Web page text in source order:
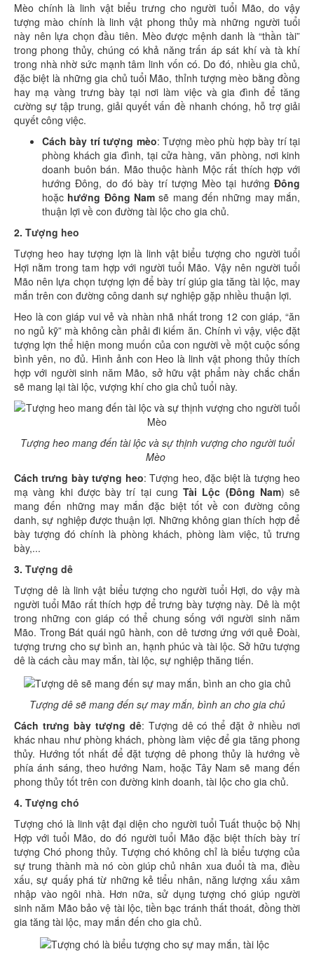
Mèo chính là linh vật biểu trưng cho người tuổi Mão, do vậy
tượng mào chính là linh vật phong thủy mà những người tuổi
này nên lựa chọn đầu tiên. Mèo được mệnh danh là “thần tài”
trong phong thủy, chúng có khả năng trấn áp sát khí và tà khí
trong nhà nhờ sức mạnh tâm linh vốn có. Do đó, nhiều gia chủ,
đặc biệt là những gia chủ tuổi Mão, thỉnh tượng mèo bằng đồng
hay mạ vàng trưng bày tại nơi làm việc và gia đình để tăng
cường sự tập trung, giải quyết vấn đề nhanh chóng, hỗ trợ giải
quyết công việc.
Cách bày trí tượng mèo: Tượng mèo phù hợp bày trí tại
phòng khách gia đình, tại cửa hàng, văn phòng, nơi kinh
doanh buôn bán. Mão thuộc hành Mộc rất thích hợp với
hướng Đông, do đó bày trí tượng Mèo tại hướng Đông
hoặc hướng Đông Nam sẽ mang đến những may mắn,
thuận lợi về con đường tài lộc cho gia chủ.
2. Tượng heo
Tượng heo hay tượng lợn là linh vật biểu tượng cho người tuổi
Hợi nằm trong tam hợp với người tuổi Mão. Vậy nên người tuổi
Mão nên lựa chọn tượng lợn để bày trí giúp gia tăng tài lộc, may
mắn trên con đường công danh sự nghiệp gặp nhiều thuận lợi.
Heo là con giáp vui vẻ và nhàn nhã nhất trong 12 con giáp, “ăn
no ngủ kỹ” mà không cần phải đi kiếm ăn. Chính vì vậy, việc đặt
tượng lợn thể hiện mong muốn của con người về một cuộc sống
bình yên, no đủ. Hình ảnh con Heo là linh vật phong thủy thích
hợp với người sinh năm Mão, sở hữu vật phẩm này chắc chắn
sẽ mang lại tài lộc, vượng khí cho gia chủ tuổi này.
Tượng heo mang đến tài lộc và sự thịnh vượng cho người tuổi
Mèo
Cách trưng bày tượng heo: Tượng heo, đặc biệt là tượng heo
mạ vàng khi được bày trí tại cung Tài Lộc (Đông Nam) sẽ
mang đến những may mắn đặc biệt tốt về con đường công
danh, sự nghiệp được thuận lợi. Những không gian thích hợp để
bày tượng đó chính là phòng khách, phòng làm việc, tủ trưng
bày,...
3. Tượng dê
Tượng dê là linh vật biểu tượng cho người tuổi Hợi, do vậy mà
người tuổi Mão rất thích hợp để trưng bày tượng này. Dê là một
trong những con giáp có thể chung sống với người sinh năm
Mão. Trong Bát quái ngũ hành, con dê tương ứng với quẻ Đoài,
tượng trưng cho sự bình an, hạnh phúc và tài lộc. Sở hữu tượng
dê là cách cầu may mắn, tài lộc, sự nghiệp thăng tiến.
Tượng dê sẽ mang đến sự may mắn, bình an cho gia chủ
Cách trưng bày tượng dê: Tượng dê có thể đặt ở nhiều nơi
khác nhau như phòng khách, phòng làm việc để gia tăng phong
thủy. Hướng tốt nhất để đặt tượng dê phong thủy là hướng về
phía ánh sáng, theo hướng Nam, hoặc Tây Nam sẽ mang đến
phong thủy tốt trên con đường kinh doanh, tài lộc cho gia chủ.
4. Tượng chó
Tượng chó là linh vật đại diện cho người tuổi Tuất thuộc bộ Nhị
Hợp với tuổi Mão, do đó người tuổi Mão đặc biệt thích bày trí
tượng Chó phong thủy. Tượng chó không chỉ là biểu tượng của
sự trung thành mà nó còn giúp chủ nhân xua đuổi tà ma, điều
xấu, sự quấy phá từ những kẻ tiểu nhân, năng lượng xấu xâm
nhập vào ngôi nhà. Hơn nữa, sử dụng tượng chó giúp người
sinh năm Mão bảo vệ tài lộc, tiền bạc tránh thất thoát, đồng thời
gia tăng tài lộc, may mắn đến cho gia chủ.